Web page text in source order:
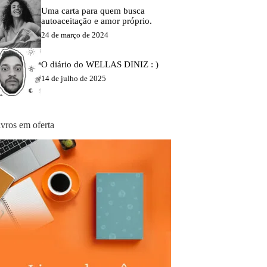
Uma carta para quem busca
autoaceitação e amor próprio.
24 de março de 2024
O diário do WELLAS DINIZ : )
14 de julho de 2025
em oferta